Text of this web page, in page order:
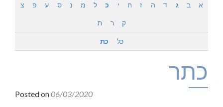
א ב ג ד ה ז ח י כ ל מ נ ס ע פ צ
ק ר ת
כל כת
כתר
Posted on06/03/2020